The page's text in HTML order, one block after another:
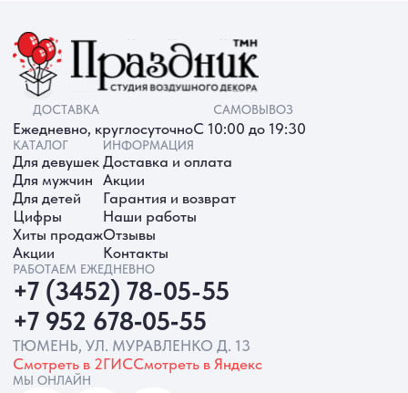
ИП Батырева Марина Александровна,
ИНН 720413822766, ОГРНИП
325723200064191
Политика обработки ПД
Согласие на обработку ПД
Политика Cookie
Согласие на рекламную рассылку
Разработка сайта